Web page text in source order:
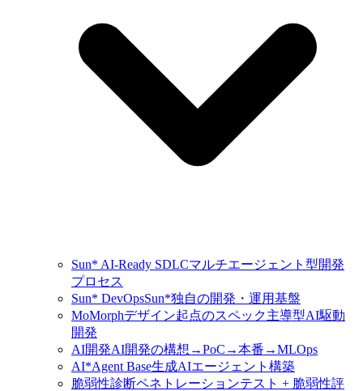
Sun* AI-Ready SDLCマルチエージェント型開発
プロセス
Sun* DevOpsSun*独自の開発・運用基盤
MoMorphデザイン起点のスペック主導型AI駆動
開発
AI開発AI開発の構想→PoC→本番→MLOps
AI*Agent Base生成AIエージェント構築
脆弱性診断ペネトレーションテスト + 脆弱性評